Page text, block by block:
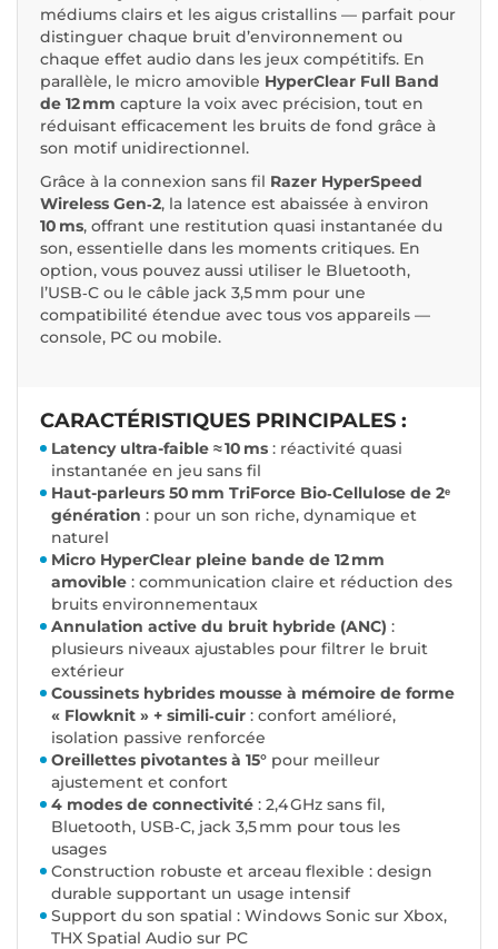
médiums clairs et les aigus cristallins — parfait pour
distinguer chaque bruit d’environnement ou
chaque effet audio dans les jeux compétitifs. En
parallèle, le micro amovible HyperClear Full Band
de 12 mm capture la voix avec précision, tout en
réduisant efficacement les bruits de fond grâce à
son motif unidirectionnel.
Grâce à la connexion sans fil Razer HyperSpeed
Wireless Gen‑2, la latence est abaissée à environ
10 ms, offrant une restitution quasi instantanée du
son, essentielle dans les moments critiques. En
option, vous pouvez aussi utiliser le Bluetooth,
l’USB‑C ou le câble jack 3,5 mm pour une
compatibilité étendue avec tous vos appareils —
console, PC ou mobile.
CARACTÉRISTIQUES PRINCIPALES :
Latency ultra-faible ≈ 10 ms : réactivité quasi
instantanée en jeu sans fil
Haut-parleurs 50 mm TriForce Bio‑Cellulose de 2ᵉ
génération : pour un son riche, dynamique et
naturel
Micro HyperClear pleine bande de 12 mm
amovible : communication claire et réduction des
bruits environnementaux
Annulation active du bruit hybride (ANC) :
plusieurs niveaux ajustables pour filtrer le bruit
extérieur
Coussinets hybrides mousse à mémoire de forme
« Flowknit » + simili‑cuir : confort amélioré,
isolation passive renforcée
Oreillettes pivotantes à 15° pour meilleur
ajustement et confort
4 modes de connectivité : 2,4 GHz sans fil,
Bluetooth, USB‑C, jack 3,5 mm pour tous les
usages
Construction robuste et arceau flexible : design
durable supportant un usage intensif
Support du son spatial : Windows Sonic sur Xbox,
THX Spatial Audio sur PC